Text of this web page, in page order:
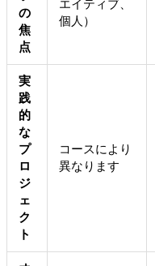
の
焦
点
エイティブ、
個人）
実
践
的
な
プ
ロ
ジ
ェ
ク
ト
コースにより
異なります